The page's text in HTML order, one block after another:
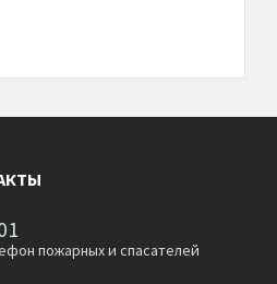
пожарных и спасателей